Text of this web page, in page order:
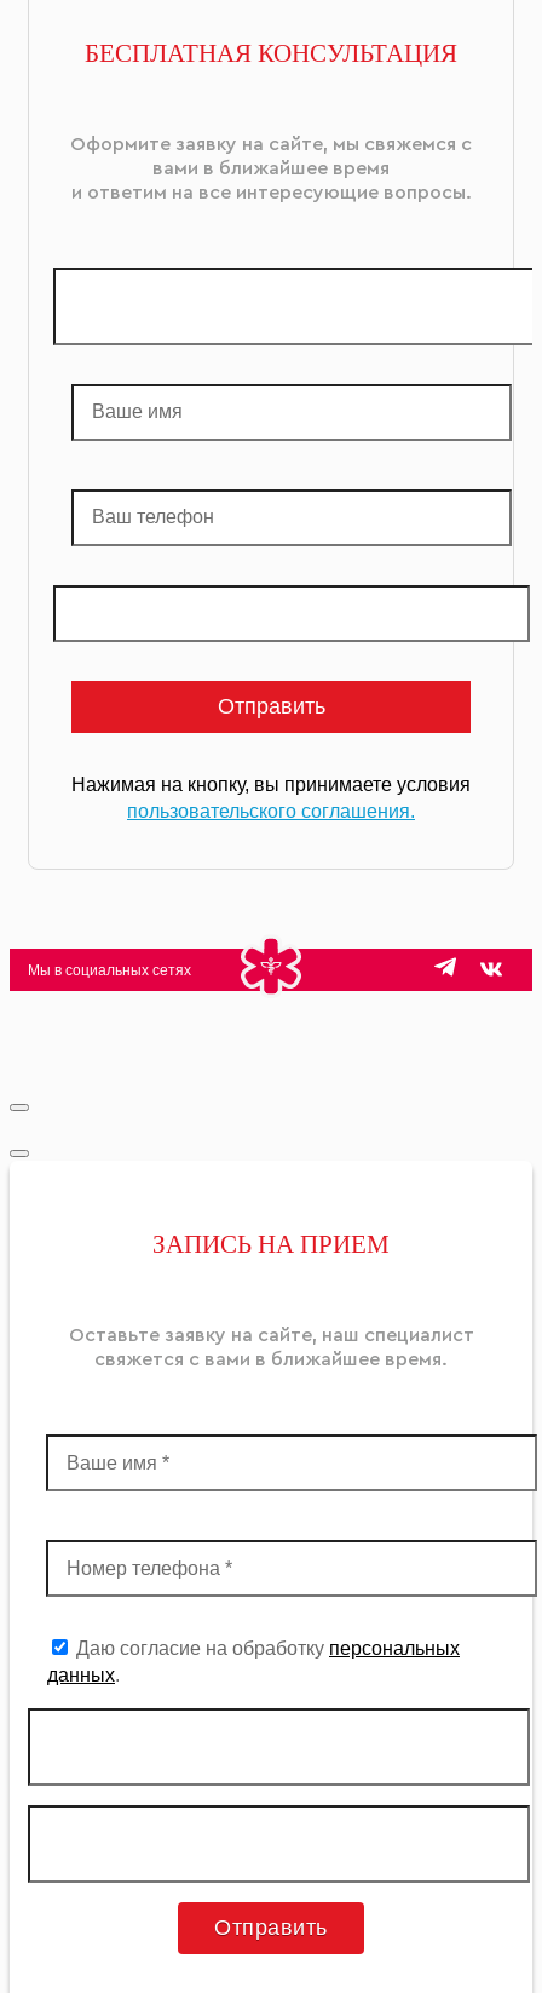
БЕСПЛАТНАЯ КОНСУЛЬТАЦИЯ
Оформите заявку на сайте, мы свяжемся с
вами в ближайшее время
и ответим на все интересующие вопросы.
Нажимая на кнопку, вы принимаете условия
пользовательского соглашения.
Мы в социальных сетях
ЗАПИСЬ НА ПРИЕМ
Оставьте заявку на сайте, наш специалист
свяжется с вами в ближайшее время.
Даю согласие на обработку персональных
данных.